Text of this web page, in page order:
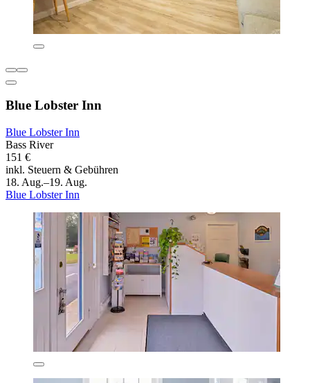
Blue Lobster Inn
Blue Lobster Inn
Bass River
151 €
inkl. Steuern & Gebühren
18. Aug.–19. Aug.
Blue Lobster Inn